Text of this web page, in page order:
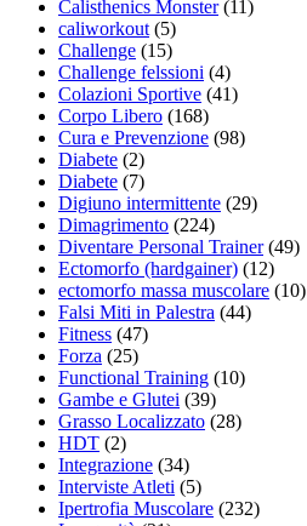
Calisthenics Monster(11)
caliworkout (5)
Challenge (15)
Challenge felssioni (4)
Colazioni Sportive (41)
Corpo Libero (168)
Cura e Prevenzione (98)
Diabete (2)
Diabete (7)
Digiuno intermittente (29)
Dimagrimento (224)
Diventare Personal Trainer(49)
Ectomorfo (hardgainer) (12)
ectomorfo massa muscolare (10)
Falsi Miti in Palestra (44)
Fitness (47)
Forza (25)
Functional Training (10)
Gambe e Glutei (39)
Grasso Localizzato (28)
HDT (2)
Integrazione (34)
Interviste Atleti (5)
Ipertrofia Muscolare (232)